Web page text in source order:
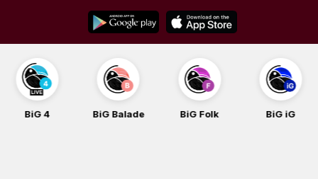
content
BiG 4 BiG Balade BiG Folk BiG iG